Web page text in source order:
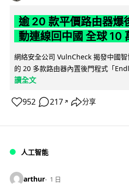
逾 20 款平價路由器爆
動連線回中國 全球 10
網絡安全公司 VulnCheck 揭發中國
的 20 多款路由器內置後門程式「
讀全文
952 217 ↗ 分享
人工智能
arthur 1 日